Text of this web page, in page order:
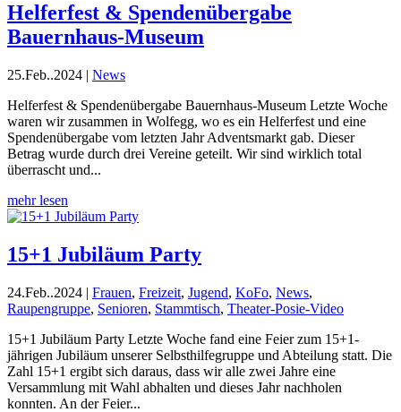
Helferfest & Spendenübergabe
Bauernhaus-Museum
25.Feb..2024 | News
Helferfest & Spendenübergabe Bauernhaus-Museum Letzte Woche
waren wir zusammen in Wolfegg, wo es ein Helferfest und eine
Spendenübergabe vom letzten Jahr Adventsmarkt gab. Dieser
Betrag wurde durch drei Vereine geteilt. Wir sind wirklich total
überrascht und...
mehr lesen
15+1 Jubiläum Party
24.Feb..2024 | Frauen, Freizeit, Jugend, KoFo, News,
Raupengruppe, Senioren, Stammtisch, Theater-Posie-Video
15+1 Jubiläum Party Letzte Woche fand eine Feier zum 15+1-
jährigen Jubiläum unserer Selbsthilfegruppe und Abteilung statt. Die
Zahl 15+1 ergibt sich daraus, dass wir alle zwei Jahre eine
Versammlung mit Wahl abhalten und dieses Jahr nachholen
konnten. An der Feier...